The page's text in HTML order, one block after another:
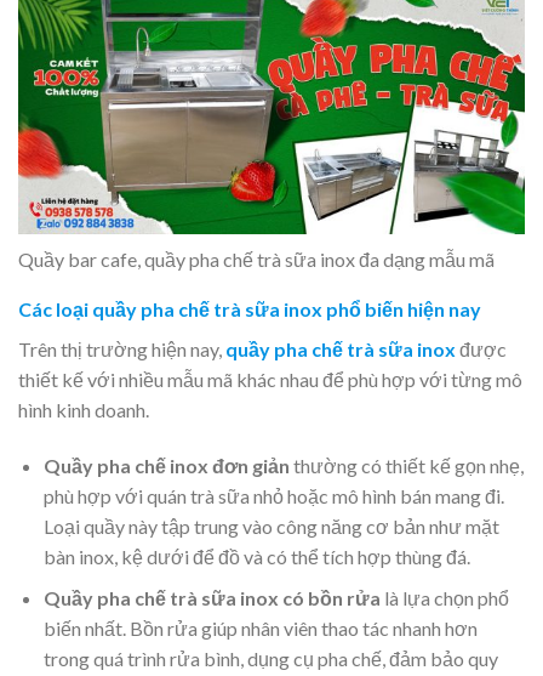
Quầy bar cafe, quầy pha chế trà sữa inox đa dạng mẫu mã
Các loại quầy pha chế trà sữa inox phổ biến hiện nay
Trên thị trường hiện nay, quầy pha chế trà sữa inox được
thiết kế với nhiều mẫu mã khác nhau để phù hợp với từng mô
hình kinh doanh.
Quầy pha chế inox đơn giản thường có thiết kế gọn nhẹ,
phù hợp với quán trà sữa nhỏ hoặc mô hình bán mang đi.
Loại quầy này tập trung vào công năng cơ bản như mặt
bàn inox, kệ dưới để đồ và có thể tích hợp thùng đá.
Quầy pha chế trà sữa inox có bồn rửa là lựa chọn phổ
biến nhất. Bồn rửa giúp nhân viên thao tác nhanh hơn
trong quá trình rửa bình, dụng cụ pha chế, đảm bảo quy